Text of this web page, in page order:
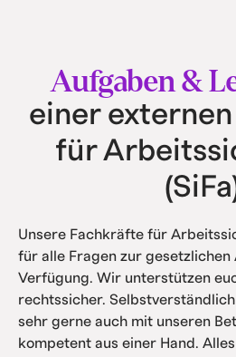
Aufgaben &
einer
für
Unsere Fachkräfte für
für alle Fragen zur
Verfügung. Wir unterstützen
rechtssicher.
sehr gerne auch mit unseren
kompetent aus einer Hand.